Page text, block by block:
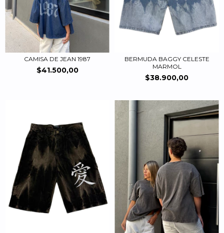
CAMISA DE JEAN 1987
$41.500,00
BERMUDA BAGGY CELESTE
MARMOL
$38.900,00